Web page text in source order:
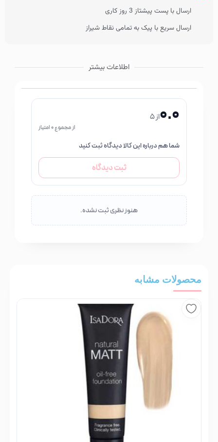
ارسال با پست پیشتاز 3 روز کاری
ارسال سریع با پیک به تمامی نقاط شیراز
اطلاعات بیشتر
0.0از 5
از مجموع 0 امتیاز
شما هم درباره این کالا دیدگاه ثبت کنید
ثبت دیدگاه
هنوز نظری ثبت نشده.
محصولات مشابه